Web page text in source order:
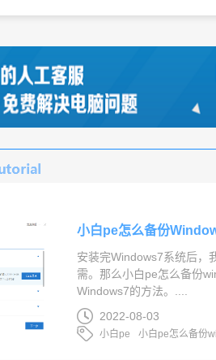
小白pe怎么备份
安装完Windows7系统后，
需。那么小白pe怎么备份
Windows7的方法。....
2022-08-03
小白pe 小白pe怎么备份